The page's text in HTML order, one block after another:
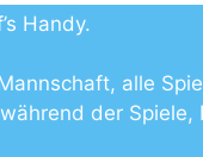
Handy.
alle
der